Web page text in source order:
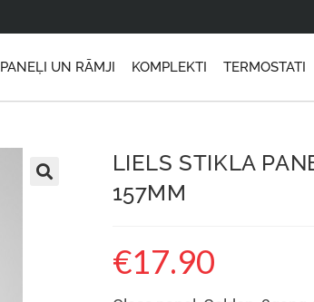
PANEĻI UN RĀMJI KOMPLEKTI TERMOSTATI
LIELS STIKLA
157MM
€17.90